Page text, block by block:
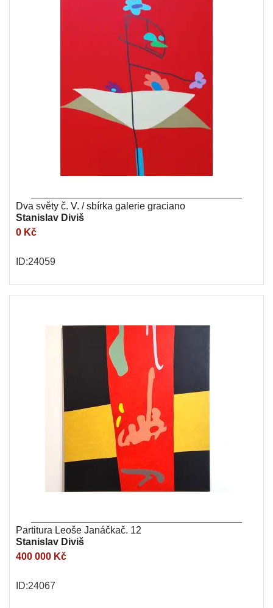
Dva světy č. V. / sbírka galerie graciano
Stanislav Diviš
0 Kč
ID:24059
Partitura Leoše Janáčkač. 12
Stanislav Diviš
400 000 Kč
ID:24067